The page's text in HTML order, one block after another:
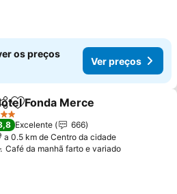
os preços
Ver preços
Adicionar aos favoritos
Fonda Merce
Excelente
666
a 0.5 km de Centro da cidade
Café da manhã farto e variadoVer preços